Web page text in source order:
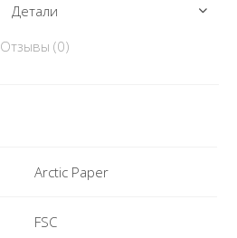
Детали
Отзывы (0)
Arctic Paper
FSC